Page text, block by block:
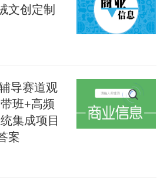
文创定制
导赛道观
班+高频
集成项目
案